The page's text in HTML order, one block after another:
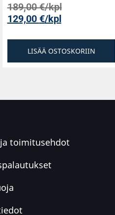
189,00€/kpl
129,00 €/kpl
LISÄÄ OSTOSKORIIN
toimitusehdot